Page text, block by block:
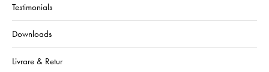
Testimonials
Downloads
Livrare & Retur